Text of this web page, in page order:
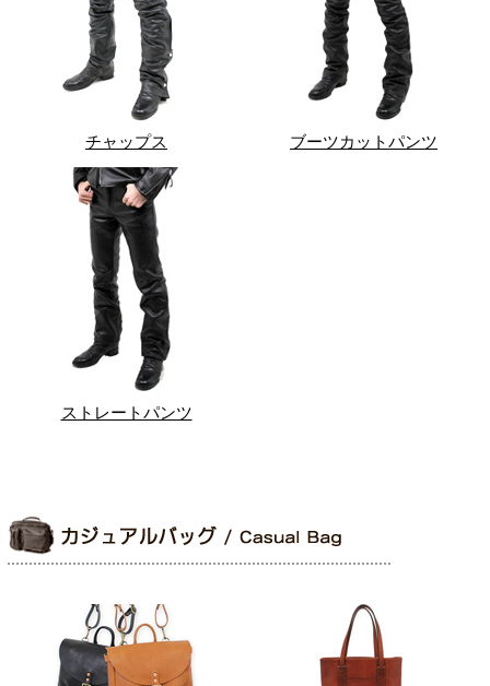
チャップス ブーツカットパンツ
ストレートパンツ